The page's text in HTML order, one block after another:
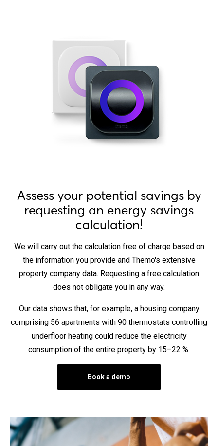
Assess your potential savings by
requesting an energy savings
calculation!
We will carry out the calculation free of charge based on
the information you provide and Themo's extensive
property company data. Requesting a free calculation
does not obligate you in any way.
Our data shows that, for example, a housing company
comprising 56 apartments with 90 thermostats controlling
underfloor heating could reduce the electricity
consumption of the entire property by 15–22 %.
Book a demo